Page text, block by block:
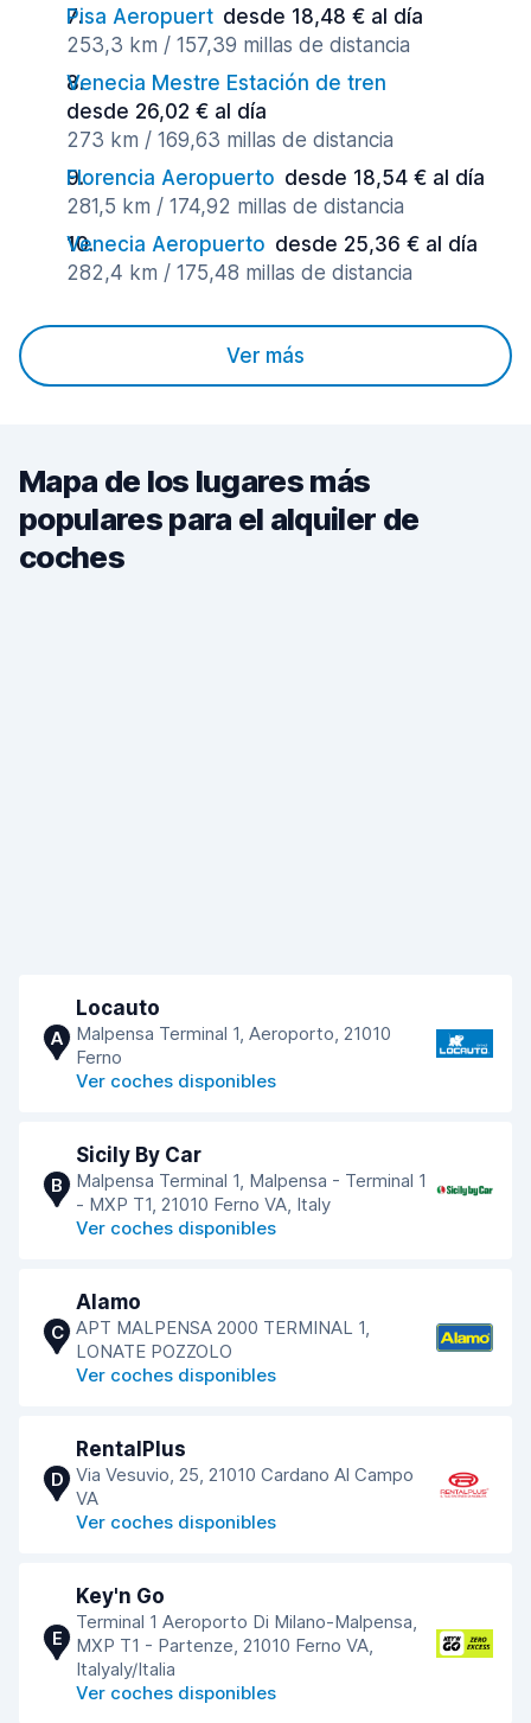
Pisa Aeropuert desde 18,48 € al día
253,3 km / 157,39 millas de distancia
Venecia Mestre Estación de tren
desde 26,02 € al día
273 km / 169,63 millas de distancia
Florencia Aeropuerto desde 18,54 € al día
281,5 km / 174,92 millas de distancia
Venecia Aeropuerto desde 25,36 € al día
282,4 km / 175,48 millas de distancia
Ver más
Mapa de los lugares más
populares para el alquiler de
coches
A
Locauto
Malpensa Terminal 1, Aeroporto, 21010
Ferno
Ver coches disponibles
B
Sicily By Car
Malpensa Terminal 1, Malpensa - Terminal 1
- MXP T1, 21010 Ferno VA, Italy
Ver coches disponibles
C
Alamo
APT MALPENSA 2000 TERMINAL 1,
LONATE POZZOLO
Ver coches disponibles
D
RentalPlus
Via Vesuvio, 25, 21010 Cardano Al Campo
VA
Ver coches disponibles
E
Key'n Go
Terminal 1 Aeroporto Di Milano-Malpensa,
MXP T1 - Partenze, 21010 Ferno VA,
Italyaly/Italia
Ver coches disponibles